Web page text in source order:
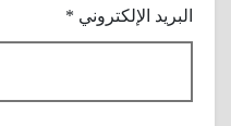
البريد الإلكتروني *